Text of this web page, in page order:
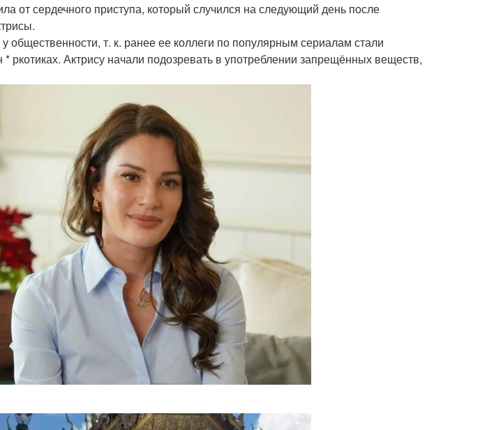
от сердечного приступа, который случился на следующий день после
общественности, т. к. ранее ее коллеги по популярным сериалам стали
ркотиках. Актрису начали подозревать в употреблении запрещённых веществ,